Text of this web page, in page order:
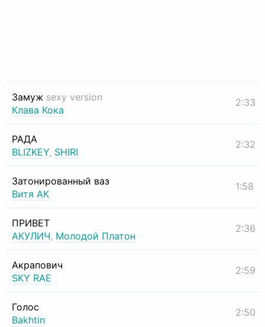
Замуж sexy version
Клава Кока
2:33
РАДА
BLIZKEY, SHIRI
2:32
Затонированный ваз
Витя АК
1:58
ПРИВЕТ
АКУЛИЧ, Молодой Платон
2:36
Акрапович
SKY RAE
2:59
Голос
Bakhtin
2:50